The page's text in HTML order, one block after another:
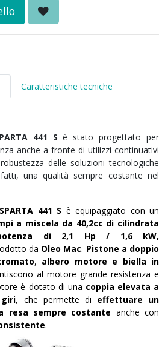
Caratteristiche tecniche
441 S è stato progettato per
anche a fronte di utilizzi continuativi
delle soluzioni tecnologiche
una qualità sempre costante nel
441 S è equipaggiato con un
a miscela da 40,2cc di cilindrata
di 2,1 Hp / 1,6 kW,
da Oleo Mac. Pistone a doppio
, albero motore e biella in
al motore grande resistenza e
è dotato di una coppia elevata a
, che permette di effettuare un
resa sempre costante anche con
.